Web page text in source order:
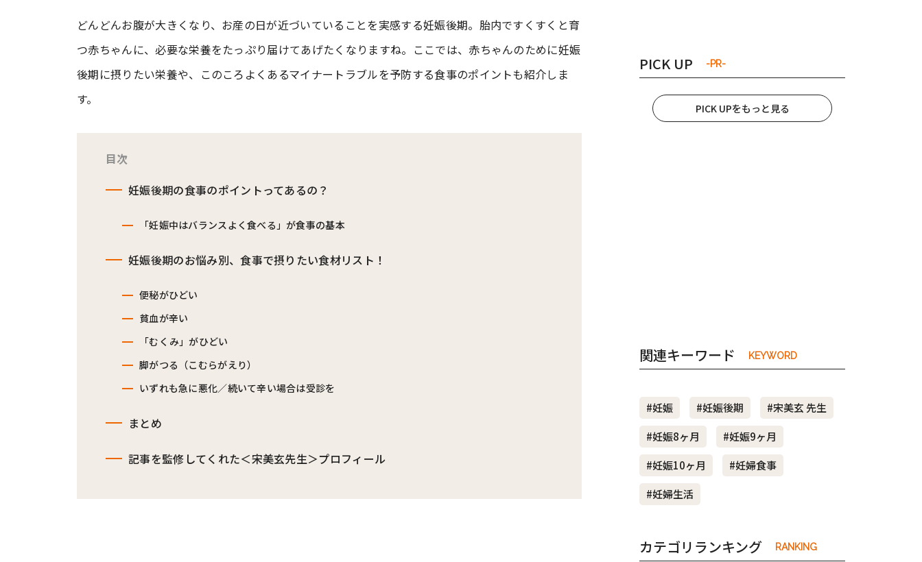
#渡邊大地の令和的ワーパパ道
どんどんお腹が大きくなり、お産の日が近づいていることを実感する妊娠後期。胎内ですくすくと育
つ赤ちゃんに、必要な栄養をたっぷり届けてあげたくなりますね。ここでは、赤ちゃんのために妊娠
後期に摂りたい栄養や、このころよくあるマイナートラブルを予防する食事のポイントも紹介しま
す。
目次
妊娠後期の食事のポイントってあるの？
「妊娠中はバランスよく食べる」が食事の基本
妊娠後期のお悩み別、食事で摂りたい食材リスト！
便秘がひどい
貧血が辛い
「むくみ」がひどい
脚がつる（こむらがえり）
いずれも急に悪化／続いて辛い場合は受診を
まとめ
記事を監修してくれた＜宋美玄先生＞プロフィール
PICK UP -PR-
PICK UPをもっと見る
関連キーワード KEYWORD
#妊娠 #妊娠後期
#宋美玄 先生
#妊娠8ヶ月
#妊娠9ヶ月
#妊娠10ヶ月
#妊婦食事
#妊婦生活
カテゴリランキング RANKING